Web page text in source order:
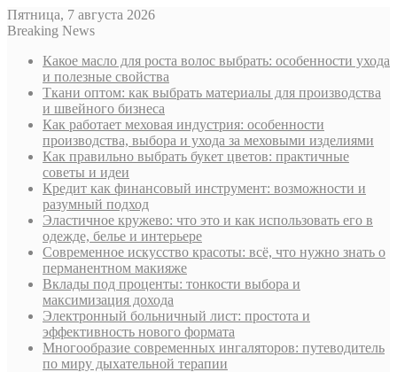
Пятница, 7 августа 2026
Breaking News
Какое масло для роста волос выбрать: особенности ухода
и полезные свойства
Ткани оптом: как выбрать материалы для производства
и швейного бизнеса
Как работает меховая индустрия: особенности
производства, выбора и ухода за меховыми изделиями
Как правильно выбрать букет цветов: практичные
советы и идеи
Кредит как финансовый инструмент: возможности и
разумный подход
Эластичное кружево: что это и как использовать его в
одежде, белье и интерьере
Современное искусство красоты: всё, что нужно знать о
перманентном макияже
Вклады под проценты: тонкости выбора и
максимизация дохода
Электронный больничный лист: простота и
эффективность нового формата
Многообразие современных ингаляторов: путеводитель
по миру дыхательной терапии